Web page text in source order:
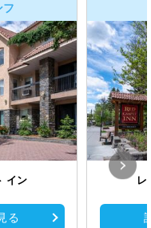
フ
イン
る
レ